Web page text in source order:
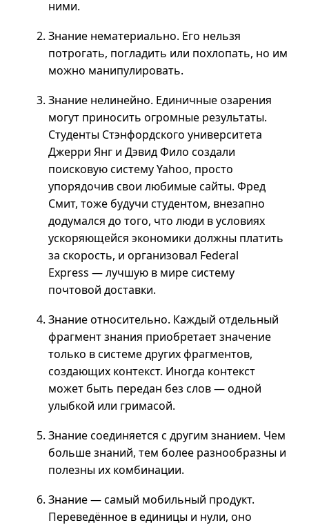
ними.
Знание нематериально. Его нельзя
потрогать, погладить или похлопать, но им
можно манипулировать.
Знание нелинейно. Единичные озарения
могут приносить огромные результаты.
Студенты Стэнфордского университета
Джерри Янг и Дэвид Фило создали
поисковую систему Yahoo, просто
упорядочив свои любимые сайты. Фред
Смит, тоже будучи студентом, внезапно
додумался до того, что люди в условиях
ускоряющейся экономики должны платить
за скорость, и организовал Federal
Express — лучшую в мире систему
почтовой доставки.
Знание относительно. Каждый отдельный
фрагмент знания приобретает значение
только в системе других фрагментов,
создающих контекст. Иногда контекст
может быть передан без слов — одной
улыбкой или гримасой.
Знание соединяется с другим знанием. Чем
больше знаний, тем более разнообразны и
полезны их комбинации.
Знание — самый мобильный продукт.
Переведённое в единицы и нули, оно